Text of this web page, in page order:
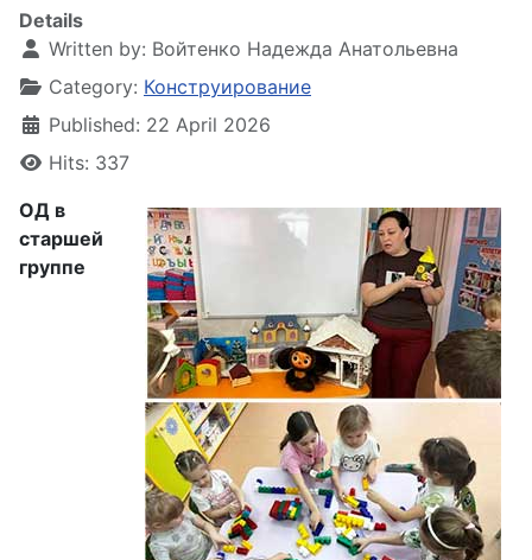
Details
Written by: Войтенко Надежда Анатольевна
Category: Конструирование
Published: 22 April 2026
Hits: 337
ОД в
старшей
группе